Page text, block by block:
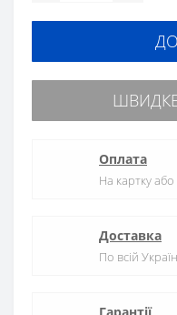
Оплата
На картку або
Доставка
По всій